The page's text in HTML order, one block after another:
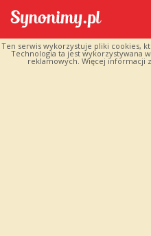
Ten serwis wykorzystuje pliki cookies,
Technologia ta jest wykorzystywana
reklamowych. Więcej informacji